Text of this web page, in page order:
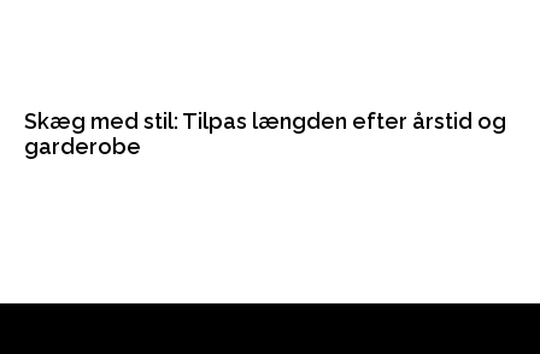
Skæg med stil: Tilpas længden efter årstid og
garderobe